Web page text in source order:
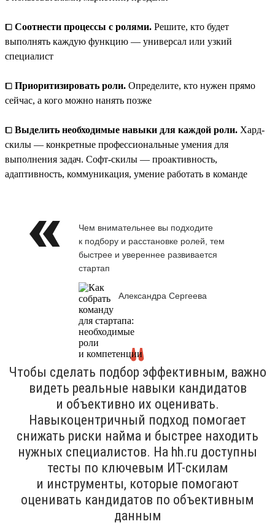
⧠ Соотнести процессы с ролями. Решите, кто будет
выполнять каждую функцию — универсал или узкий
специалист
⧠ Приоритизировать роли. Определите, кто нужен прямо
сейчас, а кого можно нанять позже
⧠ Выделить необходимые навыки для каждой роли. Хард-
скилы — конкретные профессиональные умения для
выполнения задач. Софт-скилы — проактивность,
адаптивность, коммуникация, умение работать в команде
Чем внимательнее вы подходите
к подбору и расстановке ролей, тем
быстрее и увереннее развивается
стартап
Александра Сергеева
Чтобы сделать подбор эффективным, важно
видеть реальные навыки кандидатов
и объективно их оценивать.
Навыкоцентричный подход помогает
снижать риски найма и быстрее находить
нужных специалистов. На hh.ru доступны
тесты по ключевым ИТ-скилам
и инструменты, которые помогают
оценивать кандидатов по объективным
данным